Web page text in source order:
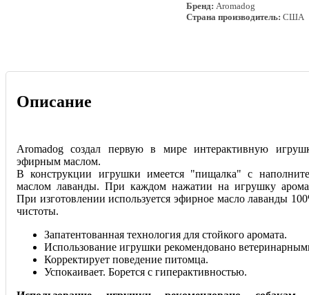
Бренд: Aromadog
Страна производитель: США
Описание
Aromadog создал первую в мире интерактивную
эфирным маслом.
В конструкции игрушки имеется "пищалка" с
маслом лаванды. При каждом нажатии на игрушку
При изготовлении используется эфирное масло лаванды
чистоты.
Запатентованная технология для стойкого аромата.
Использование игрушки рекомендовано
Корректирует поведение питомца.
Успокаивает. Борется с гиперактивностью.